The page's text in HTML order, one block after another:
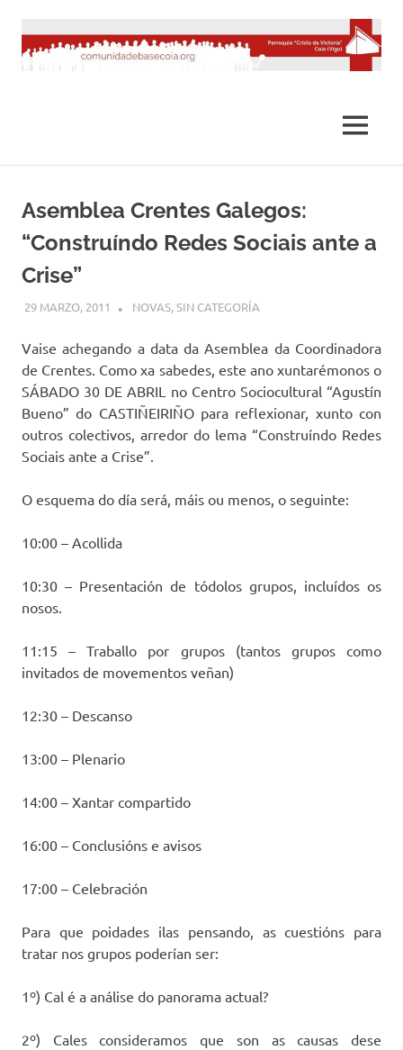
contenido
MENÚ
Asemblea Crentes Galegos:
“Construíndo Redes Sociais ante a
Crise”
29 MARZO, 2011 DESARROLLO
NOVAS,SIN CATEGORÍA
Vaise achegando a data da Asemblea da Coordinadora
de Crentes. Como xa sabedes, este ano xuntarémonos o
SÁBADO 30 DE ABRIL no Centro Sociocultural “Agustín
Bueno” do CASTIÑEIRIÑO para reflexionar, xunto con
outros colectivos, arredor do lema “Construíndo Redes
Sociais ante a Crise”.
O esquema do día será, máis ou menos, o seguinte:
10:00 – Acollida
10:30 – Presentación de tódolos grupos, incluídos os
nosos.
11:15 – Traballo por grupos (tantos grupos como
invitados de movementos veñan)
12:30 – Descanso
13:00 – Plenario
14:00 – Xantar compartido
16:00 – Conclusións e avisos
17:00 – Celebración
Para que poidades ilas pensando, as cuestións para
tratar nos grupos poderían ser:
1º) Cal é a análise do panorama actual?
2º) Cales consideramos que son as causas dese